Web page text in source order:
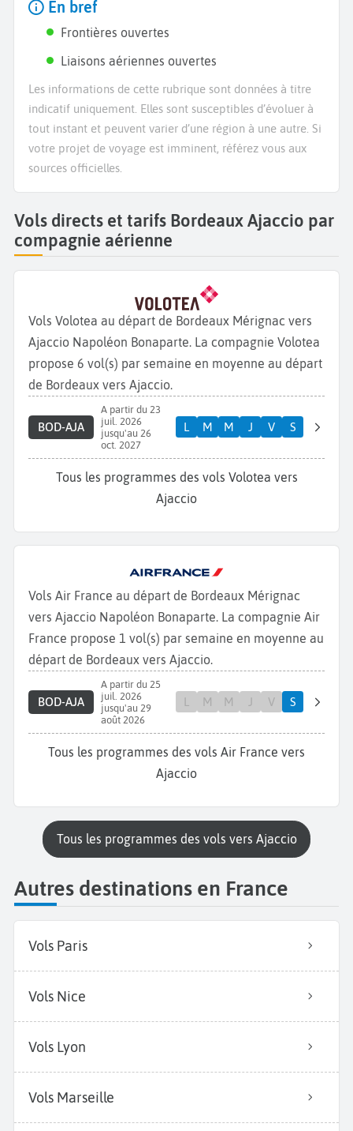
En bref
Frontières ouvertes
Liaisons aériennes ouvertes
Les informations de cette rubrique sont données à titre
indicatif uniquement. Elles sont susceptibles d’évoluer à
tout instant et peuvent varier d’une région à une autre. Si
votre projet de voyage est imminent, référez vous aux
sources officielles.
Vols directs et tarifs Bordeaux Ajaccio par
compagnie aérienne
Vols Volotea au départ de Bordeaux Mérignac vers
Ajaccio Napoléon Bonaparte. La compagnie Volotea
propose 6 vol(s) par semaine en moyenne au départ
de Bordeaux vers Ajaccio.
BOD-AJA
A partir du 23
juil. 2026
jusqu'au 26
oct. 2027
L M M J V S
Tous les programmes des vols Volotea vers
Ajaccio
Vols Air France au départ de Bordeaux Mérignac
vers Ajaccio Napoléon Bonaparte. La compagnie Air
France propose 1 vol(s) par semaine en moyenne au
départ de Bordeaux vers Ajaccio.
BOD-AJA
A partir du 25
juil. 2026
jusqu'au 29
août 2026
L M M J V S
Tous les programmes des vols Air France vers
Ajaccio
Tous les programmes des vols vers Ajaccio
Autres destinations en France
Vols Paris
Vols Nice
Vols Lyon
Vols Marseille